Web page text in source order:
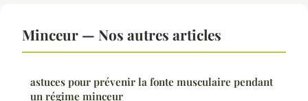
Minceur — Nos autres articles
astuces pour prévenir la fonte musculaire pendant
un régime minceur